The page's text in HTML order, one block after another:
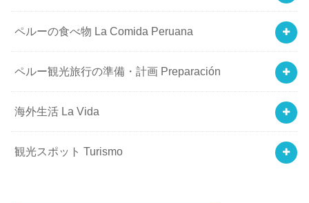
ペルーの食べ物 La Comida Peruana
ペルー観光旅行の準備・計画 Preparación
海外生活 La Vida
観光スポット Turismo